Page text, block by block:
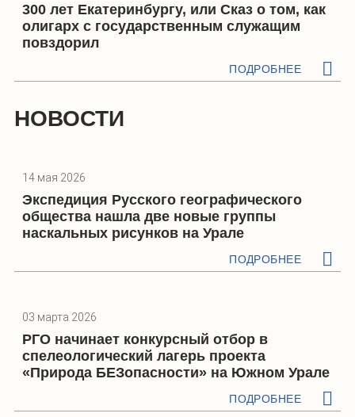
300 лет Екатеринбургу, или Сказ о том, как
олигарх с государственным служащим
повздорил
ПОДРОБНЕЕ
НОВОСТИ
14 мая 2026
Экспедиция Русского географического
общества нашла две новые группы
наскальных рисунков на Урале
ПОДРОБНЕЕ
03 марта 2026
РГО начинает конкурсный отбор в
спелеологический лагерь проекта
«Природа БЕЗопасности» на Южном Урале
ПОДРОБНЕЕ